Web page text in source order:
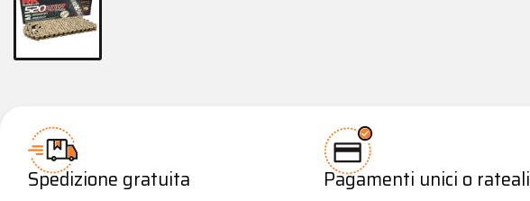
Spedizione gratuita Pagamenti unici o rateali